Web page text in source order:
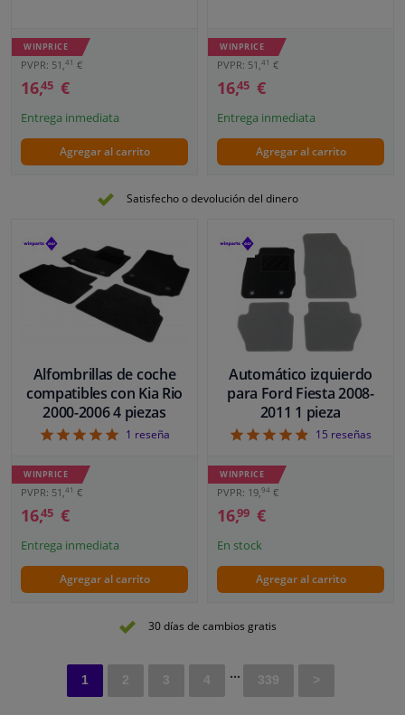
WINPRICE
PVPR: 51, 41 €
16,45 €
Entrega inmediata
Agregar al carrito
WINPRICE
PVPR: 51, 41 €
16,45 €
Entrega inmediata
Agregar al carrito
Satisfecho o devolución del dinero
Alfombrillas de coche
compatibles con Kia Rio
2000-2006 4 piezas
51 reseña
WINPRICE
PVPR: 51, 41 €
16,45 €
Entrega inmediata
Agregar al carrito
Automático izquierdo
para Ford Fiesta 2008-
2011 1 pieza
4.87
15 reseñas
WINPRICE
PVPR: 19, 94 €
16,99 €
En stock
Agregar al carrito
30 días de cambios gratis
1 2 3 4 ... 339 >